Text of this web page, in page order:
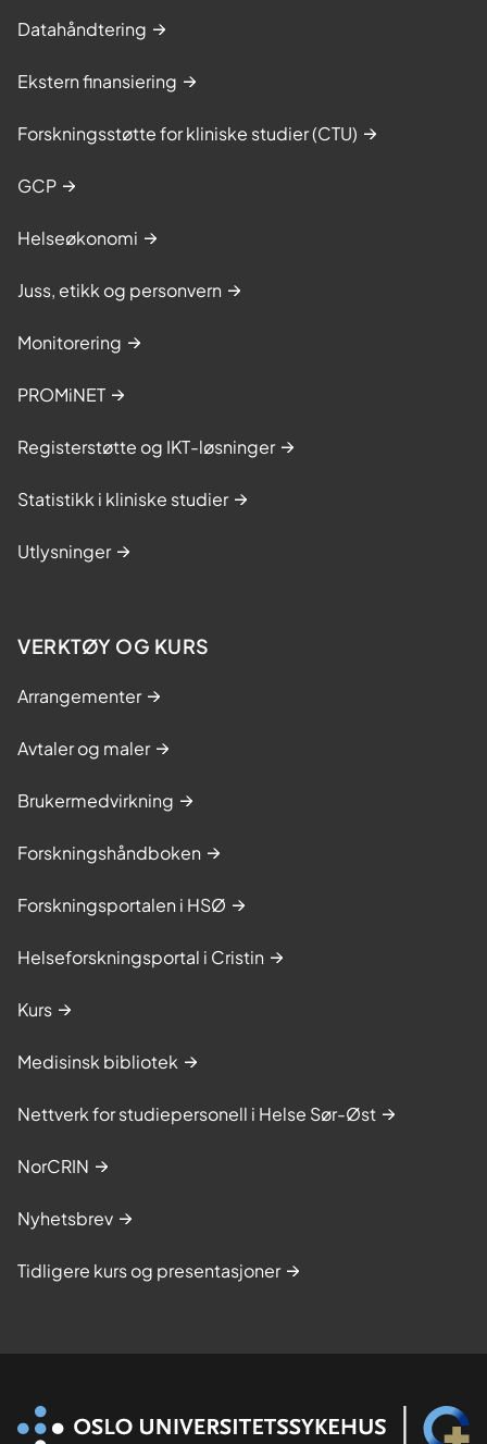
Datahåndtering
Ekstern finansiering
Forskningsstøtte for kliniske studier (CTU)
GCP
Helseøkonomi
Juss, etikk og personvern
Monitorering
PROMiNET
Registerstøtte og IKT-løsninger
Statistikk i kliniske studier
Utlysninger
VERKTØY OG KURS
Arrangementer
Avtaler og maler
Brukermedvirkning
Forskningshåndboken
Forskningsportalen i HSØ
Helseforskningsportal i Cristin
Kurs
Medisinsk bibliotek
Nettverk for studiepersonell i Helse Sør-Øst
NorCRIN
Nyhetsbrev
Tidligere kurs og presentasjoner